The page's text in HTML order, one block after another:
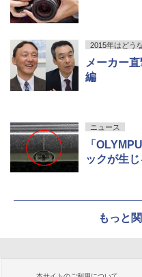
2015年はどう
メーカー
編
ニュース
「
ックが生
もっと